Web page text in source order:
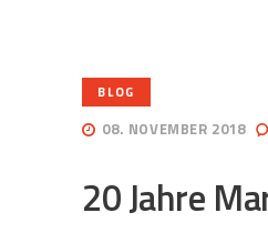
BLOG
08. NOVEMBER 2018
20 Jahre